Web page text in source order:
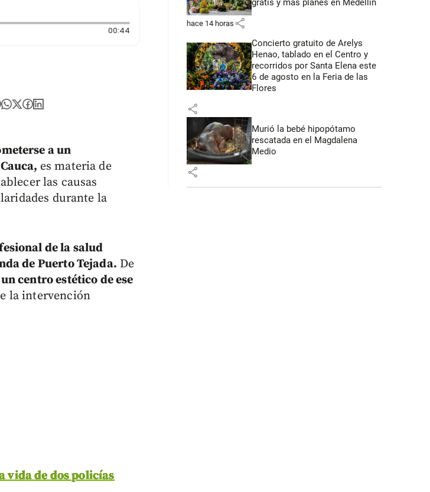
00:44Duración: 44 segundos
a un
es materia de
las causas
durante la
de la salud
de Puerto Tejada. De
centro estético de ese
la intervención
vida de dos policías
gratis y más planes en Medellín
hace 14 horas share
Concierto gratuito de Arelys
Henao, tablado en el Centro y
recorridos por Santa Elena este
6 de agosto en la Feria de las
Flores
share
Murió la bebé hipopótamo
rescatada en el Magdalena
Medio
share